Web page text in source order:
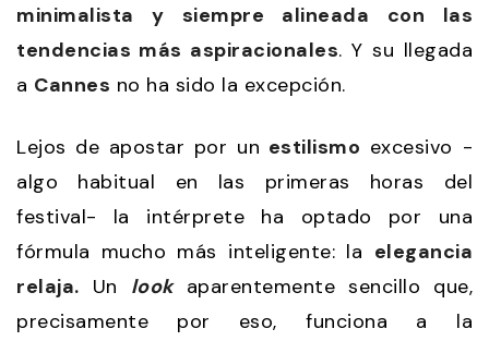
minimalista y siempre alineada con las
tendencias más aspiracionales. Y su llegada
a Cannes no ha sido la excepción.
Lejos de apostar por un estilismo excesivo -
algo habitual en las primeras horas del
festival- la intérprete ha optado por una
fórmula mucho más inteligente: la elegancia
relaja. Un lookaparentemente sencillo que,
precisamente por eso, funciona a la